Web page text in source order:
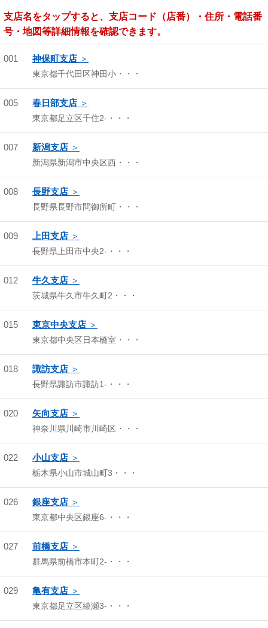
支店名をタップすると、支店コード（店番）・住所・電話番
号・地図等詳細情報を確認できます。
001 神保町支店
東京都千代田区神田小・・・
005 春日部支店
東京都足立区千住2-・・・
007 新潟支店
新潟県新潟市中央区西・・・
008 長野支店
長野県長野市問御所町・・・
009 上田支店
長野県上田市中央2-・・・
012 牛久支店
茨城県牛久市牛久町2・・・
015 東京中央支店
東京都中央区日本橋室・・・
018 諏訪支店
長野県諏訪市諏訪1-・・・
020 矢向支店
神奈川県川崎市川崎区・・・
022 小山支店
栃木県小山市城山町3・・・
026 銀座支店
東京都中央区銀座6-・・・
027 前橋支店
群馬県前橋市本町2-・・・
029 亀有支店
東京都足立区綾瀬3-・・・